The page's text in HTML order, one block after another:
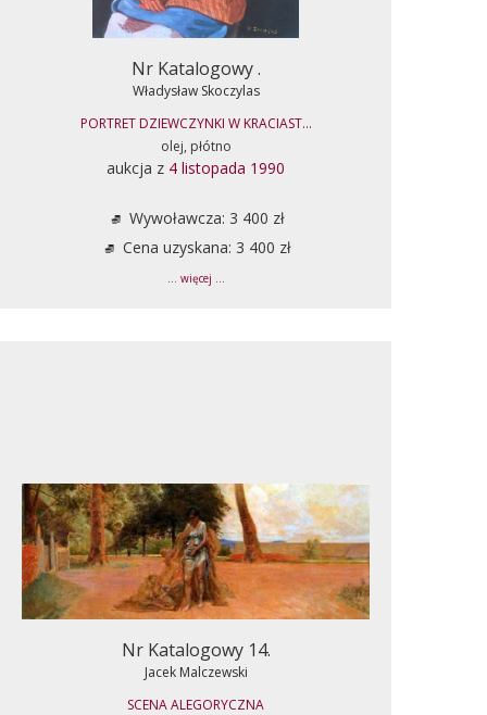
Nr Katalogowy .
Władysław Skoczylas
PORTRET DZIEWCZYNKI W KRACIAST...
olej, płótno
aukcja z 4 listopada 1990
Wywoławcza: 3 400 zł
Cena uzyskana: 3 400 zł
... więcej ...
Nr Katalogowy 14.
Jacek Malczewski
SCENA ALEGORYCZNA